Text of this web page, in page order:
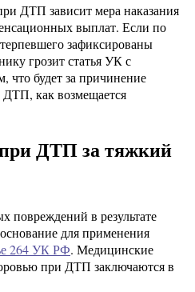
ДТП зависит мера наказания
выплат. Если по
зафиксированы
грозит статья УК с
что будет за причинение
ДТП, как возмещается
ДТП за тяжкий
повреждений в результате
для применения
264 УК РФ. Медицинские
при ДТП заключаются в